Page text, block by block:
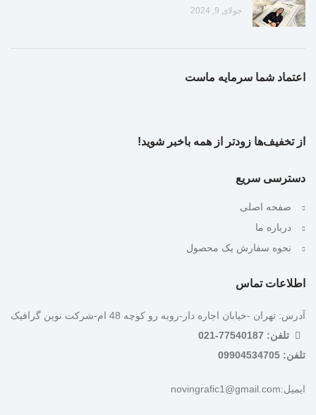
جولای 9, 2024
اعتماد شما سرمایه ماست
از تخفیف‌ها زودتر از همه باخبر شوید!
دسترسی سریع
صفحه اصلی
درباره ما
نحوه سفارش یک محصول
اطلاعات تماس
آدرس: تهران -خیابان اجاره دار-روبه رو کوچه 48 ام-شرکت نوین گرافیک
تلفن: 77540187-021
تلفن: 09904534705
ایمیل:novingrafic1@gmail.com